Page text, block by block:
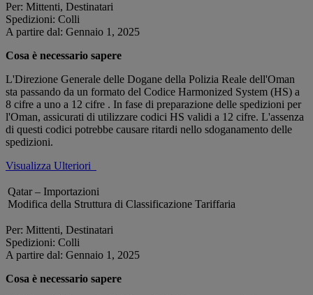
Per: Mittenti, Destinatari
Spedizioni: Colli
A partire dal: Gennaio 1, 2025
Cosa è necessario sapere
L'Direzione Generale delle Dogane della Polizia Reale dell'Oman
sta passando da un formato del Codice Harmonized System (HS) a
8 cifre a uno a 12 cifre . In fase di preparazione delle spedizioni per
l'Oman, assicurati di utilizzare codici HS validi a 12 cifre. L'assenza
di questi codici potrebbe causare ritardi nello sdoganamento delle
spedizioni.
Visualizza Ulteriori
Qatar – Importazioni
Modifica della Struttura di Classificazione Tariffaria
Per: Mittenti, Destinatari
Spedizioni: Colli
A partire dal: Gennaio 1, 2025
Cosa è necessario sapere